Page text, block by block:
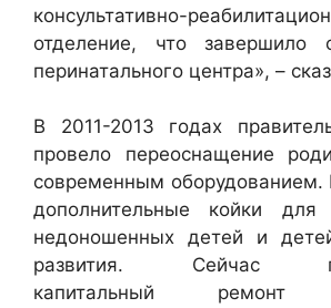
консультативно-
отделение, что завершило
перинатального центра», –
В 2011-2013 годах
провело переоснащение
современным оборудованием.
дополнительные койки для
недоношенных детей и
развития. Сейчас
капитальный ремонт